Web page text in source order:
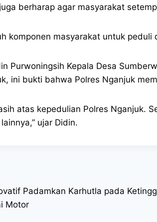
berharap agar masyarakat
komponen masyarakat untuk
Purwoningsih Kepala Desa
ini bukti bahwa Polres Nganjuk
atas kepedulian Polres Nganjuk.
ujar Didin.
Padamkan Karhutla pada
Motor